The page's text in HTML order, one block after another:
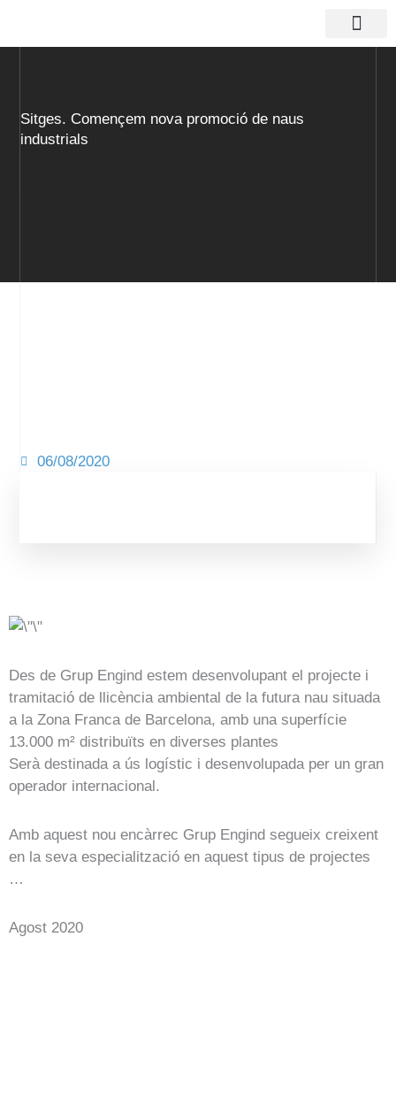
Sitges. Començem nova promoció de naus
industrials
06/08/2020
Des de Grup Engind estem desenvolupant el projecte i
tramitació de llicència ambiental de la futura nau situada
a la Zona Franca de Barcelona, ​​amb una superfície
13.000 m² distribuïts en diverses plantes
Serà destinada a ús logístic i desenvolupada per un gran
operador internacional.
Amb aquest nou encàrrec Grup Engind segueix creixent
en la seva especialització en aquest tipus de projectes
…
Agost 2020